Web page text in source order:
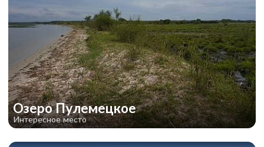
Озеро Пулемецкое
Интересное место